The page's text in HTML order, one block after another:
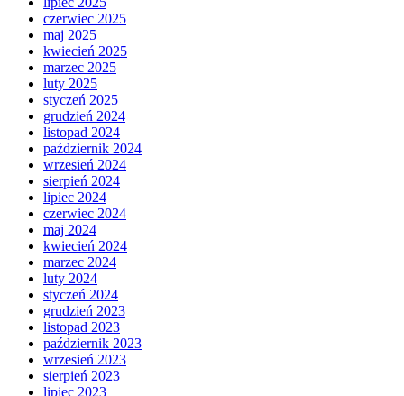
czerwiec 2025
maj 2025
kwiecień 2025
marzec 2025
luty 2025
styczeń 2025
grudzień 2024
listopad 2024
październik 2024
wrzesień 2024
sierpień 2024
lipiec 2024
czerwiec 2024
maj 2024
kwiecień 2024
marzec 2024
luty 2024
styczeń 2024
grudzień 2023
listopad 2023
październik 2023
wrzesień 2023
sierpień 2023
lipiec 2023